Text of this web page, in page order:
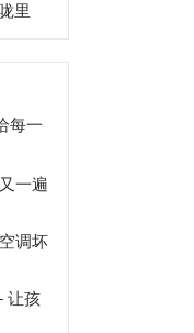
里
每一
一遍
调坏
让孩